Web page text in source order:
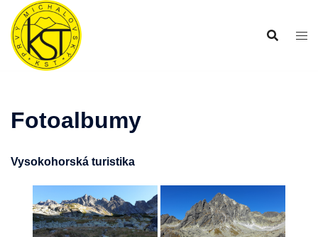
Preskočiť
obsah
Fotoalbumy
Vysokohorská turistika